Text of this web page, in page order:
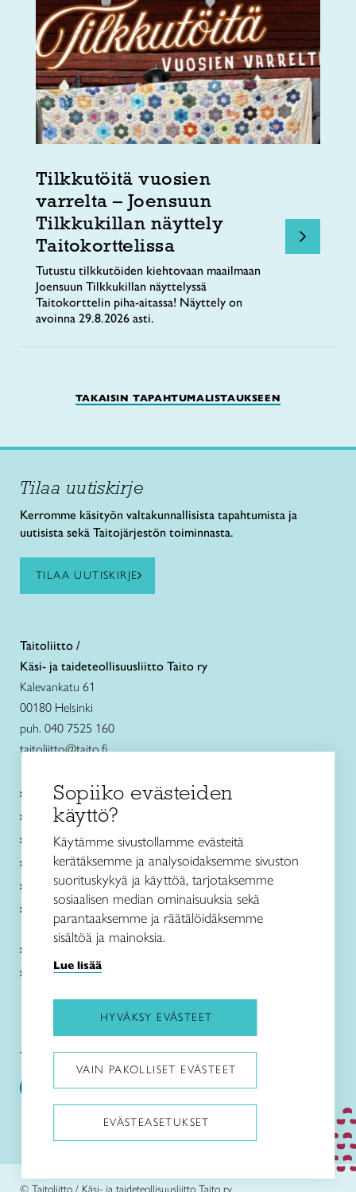
Tilkkutöitä vuosien
varrelta – Joensuun
Tilkkukillan näyttely
Taitokorttelissa
Tutustu tilkkutöiden kiehtovaan maailmaan
Joensuun Tilkkukillan näyttelyssä
Taitokorttelin piha-aitassa! Näyttely on
avoinna 29.8.2026 asti.
TAKAISIN TAPAHTUMALISTAUKSEEN
Tilaa uutiskirje
Kerromme käsityön valtakunnallisista tapahtumista ja
uutisista sekä Taitojärjestön toiminnasta.
TILAA UUTISKIRJE
Taitoliitto /
Käsi- ja taideteollisuusliitto Taito ry
Kalevankatu 61
00180 Helsinki
puh. 040 7525 160
taitoliitto@taito.fi
Käsityökurssit ja koulutus
Ajankohtaista
Käsityöohjeet
Me olemme Taito
Paikallinen toiminta
Verkkokaupat
Kirjaudu Arviin
Kirjaudu Taitocampukseen
Taitoliitto: Taito-lehti:
© Taitoliitto / Käsi- ja taideteollisuusliitto Taito ry
Sopiiko evästeiden
käyttö?
Käytämme sivustollamme evästeitä
kerätäksemme ja analysoidaksemme sivuston
suorituskykyä ja käyttöä, tarjotaksemme
sosiaalisen median ominaisuuksia sekä
parantaaksemme ja räätälöidäksemme
sisältöä ja mainoksia.
Lue lisää
HYVÄKSY EVÄSTEET
VAIN PAKOLLISET EVÄSTEET
EVÄSTEASETUKSET